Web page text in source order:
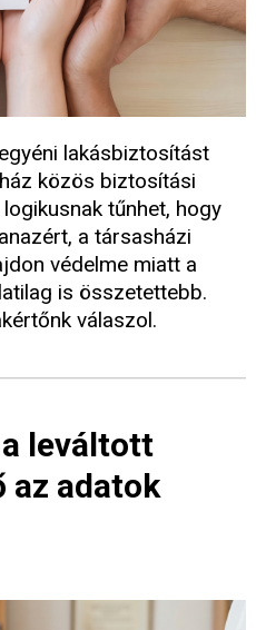
lakásbiztosítást
közös biztosítási
tűnhet, hogy
a társasházi
védelme miatt a
is összetettebb.
válaszol.
leváltott
az adatok